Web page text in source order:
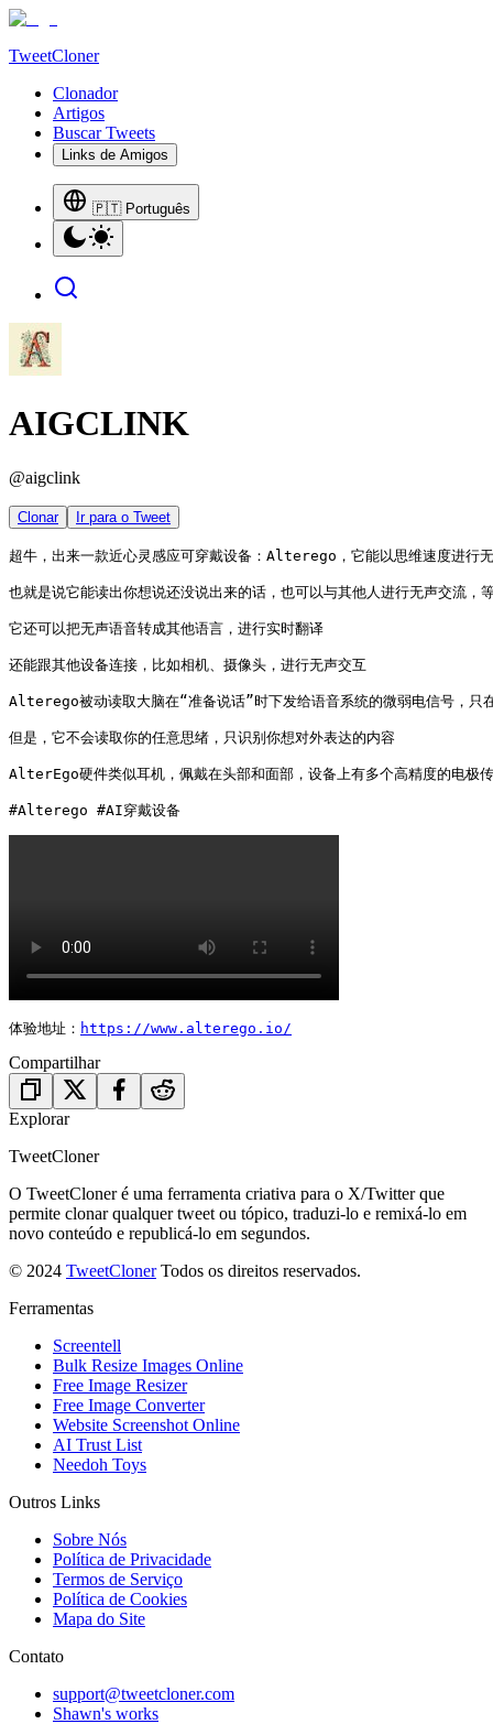
TweetCloner
Clonador
Artigos
Buscar Tweets
Links de Amigos
🇵🇹 Português
AIGCLINK
@aigclink
Clonar Ir para o Tweet
超牛，出来一款近心灵感应可穿戴设备：Alterego，它能以思维速度进行
也就是说它能读出你想说还没说出来的话，也可以与其他人进行无声交流，
它还可以把无声语音转成其他语言，进行实时翻译
还能跟其他设备连接，比如相机、摄像头，进行无声交互
Alterego被动读取大脑在“准备说话”时下发给语音系统的微弱电信号，只
但是，它不会读取你的任意思绪，只识别你想对外表达的内容
AlterEgo硬件类似耳机，佩戴在头部和面部，设备上有多个高精度的电极
#Alterego #AI穿戴设备
体验地址： https://www.alterego.io/
Compartilhar
Explorar
TweetCloner
O TweetCloner é uma ferramenta criativa para o X/Twitter que
permite clonar qualquer tweet ou tópico, traduzi-lo e remixá-lo em
novo conteúdo e republicá-lo em segundos.
© 2024 TweetCloner Todos os direitos reservados.
Ferramentas
Screentell
Bulk Resize Images Online
Free Image Resizer
Free Image Converter
Website Screenshot Online
AI Trust List
Needoh Toys
Outros Links
Sobre Nós
Política de Privacidade
Termos de Serviço
Política de Cookies
Mapa do Site
Contato
support@tweetcloner.com
Shawn's works